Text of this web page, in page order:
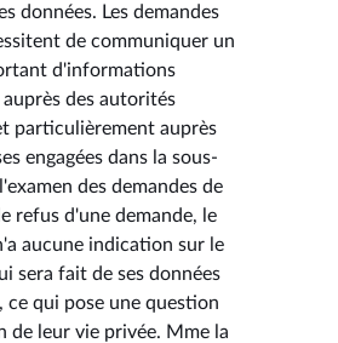
données. Les demandes
de communiquer un
d'informations
des autorités
particulièrement auprès
engagées dans la sous-
des demandes de
refus d'une demande, le
aucune indication sur le
sera fait de ses données
ce qui pose une question
de leur vie privée. Mme la